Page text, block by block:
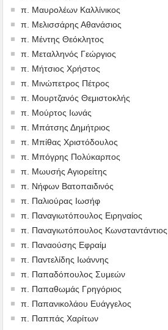
π. Μαυρολέων Καλλίνικος
π. Μελισσάρης Αθανάσιος
π. Μέντης Θεόκλητος
π. Μεταλληνός Γεώργιος
π. Μήτσιος Χρήστος
π. Μινώπετρος Πέτρος
π. Μουρτζανός Θεμιστοκλής
π. Μούρτος Ιωνάς
π. Μπάτσης Δημήτριος
π. Μπίθας Χριστόδουλος
π. Μπόγρης Πολύκαρπος
π. Μωυσής Αγιορείτης
π. Νήφων Βατοπαιδινός
π. Παλιούρας Ιωσήφ
π. Παναγιωτόπουλος Ειρηναίος
π. Παναγιωτόπουλος Κωνσταντάντιος
π. Παναούσης Εφραίμ
π. Παντελίδης Ιωάννης
π. Παπαδόπουλος Συμεών
π. Παπαθωμάς Γρηγόριος
π. Παπανικολάου Ευάγγελος
π. Παππάς Χαρίτων